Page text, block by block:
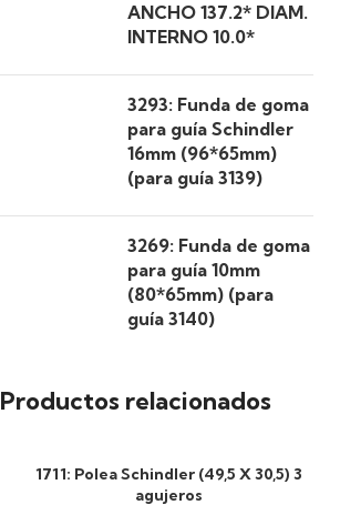
ANCHO 137.2* DIAM.
INTERNO 10.0*
3293: Funda de goma
para guía Schindler
16mm (96*65mm)
(para guía 3139)
3269: Funda de goma
para guía 10mm
(80*65mm) (para
guía 3140)
Productos relacionados
1711: Polea Schindler (49,5 X 30,5) 3
agujeros